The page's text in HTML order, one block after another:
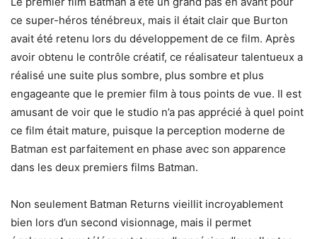
ce super-héros ténébreux, mais il était clair que Burton
avait été retenu lors du développement de ce film. Après
avoir obtenu le contrôle créatif, ce réalisateur talentueux a
réalisé une suite plus sombre, plus sombre et plus
engageante que le premier film à tous points de vue. Il est
amusant de voir que le studio n’a pas apprécié à quel point
ce film était mature, puisque la perception moderne de
Batman est parfaitement en phase avec son apparence
dans les deux premiers films Batman.
Non seulement Batman Returns vieillit incroyablement
bien lors d’un second visionnage, mais il permet